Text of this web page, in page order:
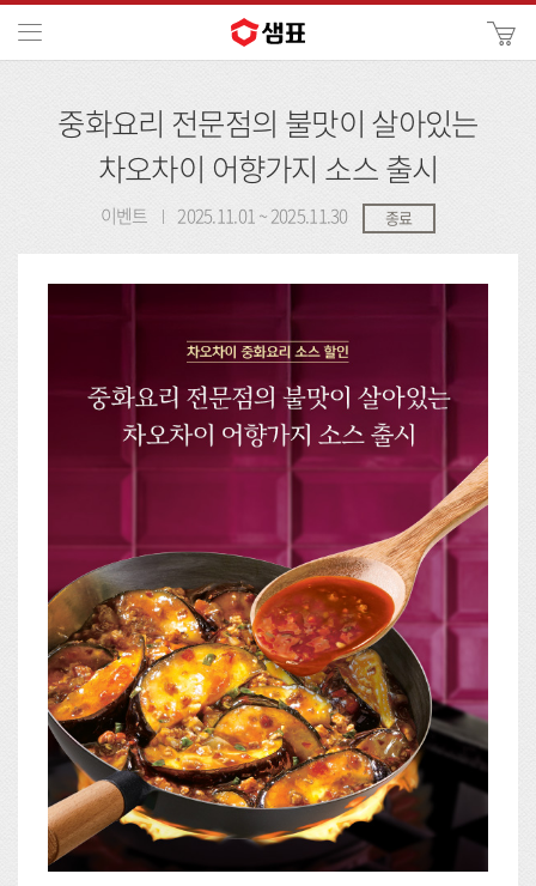
색
중화요리 전문점의 불맛이 살아있는
차오차이 어향가지 소스 출시
이벤트 2025.11.01 ~ 2025.11.30 종료